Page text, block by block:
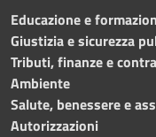
Educazione e
Giustizia e sicurezza
Tributi, finanze e
Ambiente
Salute, benessere e
Autorizzazioni